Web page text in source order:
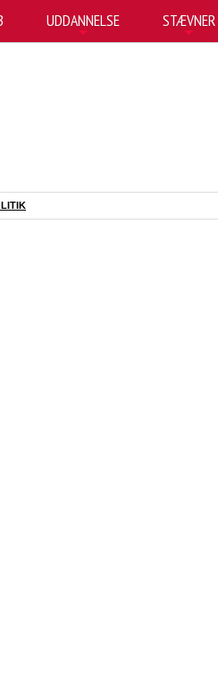
UDDANNELSE STÆVNER